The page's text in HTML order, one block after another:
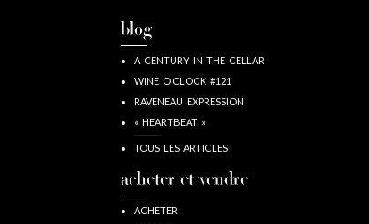
blog
A CENTURY IN THE CELLAR
WINE O’CLOCK #121
RAVENEAU EXPRESSION
« HEARTBEAT »
TOUS LES ARTICLES
acheter et vendre
ACHETER